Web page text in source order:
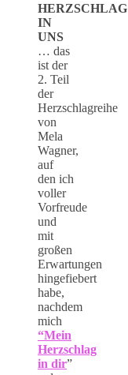
HERZSCHLAG
IN
UNS
… das
ist der
2. Teil
der
Herzschlagreihe
von
Mela
Wagner,
auf
den ich
voller
Vorfreude
und
mit
großen
Erwartungen
hingefiebert
habe,
nachdem
mich
“Mein
Herzschlag
in dir”